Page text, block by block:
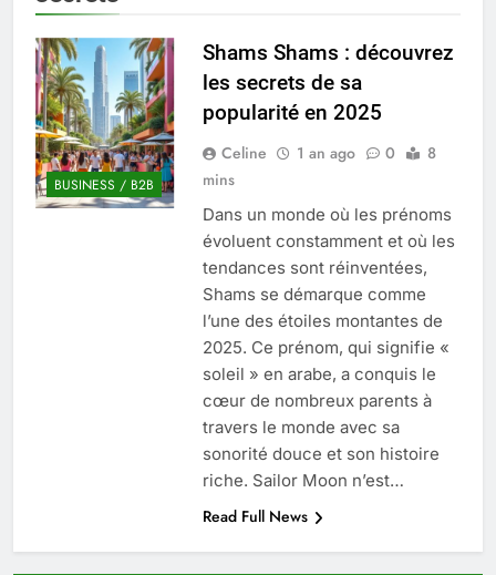
Quel est le salaire de Myriam Seurat en
2025 ?
4 Mois Ago
Okrami : comprendre ses
fonctionnalités clés et avantages
4 Mois Ago
Découvrez notre test d’orientation
gratuit spécialement conçu pour
collégiens et lycéens
4 Mois Ago
Liste complète des marques
BUSINESS / B2B
Shams Shams : découvrez
les secrets de sa
popularité en 2025
Celine 1 an ago 0
8
mins
Dans un monde où les prénoms
évoluent constamment et où les
tendances sont réinventées,
Shams se démarque comme
l’une des étoiles montantes de
2025. Ce prénom, qui signifie «
soleil » en arabe, a conquis le
cœur de nombreux parents à
travers le monde avec sa
sonorité douce et son histoire
riche. Sailor Moon n’est…
Read Full News